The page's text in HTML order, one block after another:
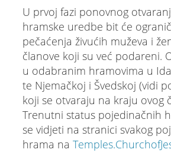
U prvoj fazi ponovnog
hramske uredbe bit će
pečaćenja živućih muževa i
članove koji su već podareni.
u odabranim hramovima u
te Njemačkoj i Švedskoj (vidi
koji se otvaraju na kraju ovog
Trenutni status pojedinačnih
se vidjeti na stranici svakog
hrama na